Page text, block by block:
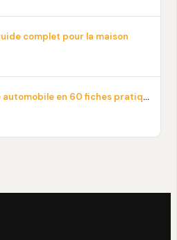
complet pour la maison
la maintenance automobile en 60 fiches pratiques en PDF